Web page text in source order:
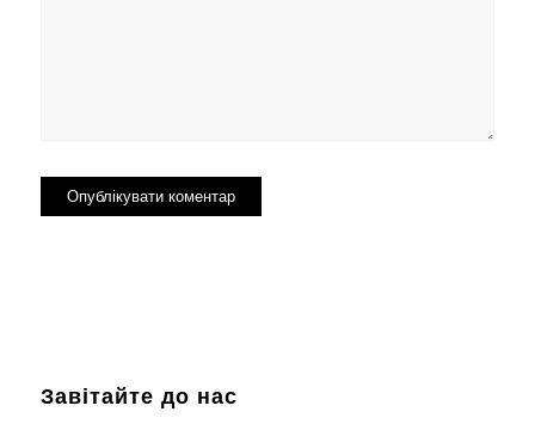
Завітайте до нас